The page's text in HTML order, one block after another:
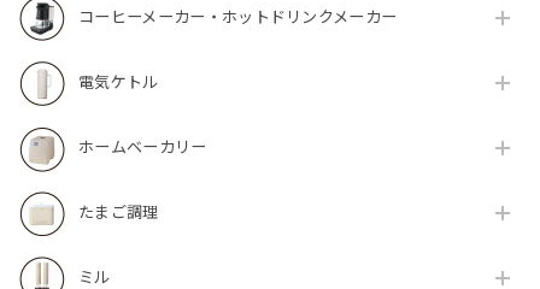
コーヒーメーカー・ホットドリンクメーカー
電気ケトル
ホームベーカリー
たまご調理
ミル